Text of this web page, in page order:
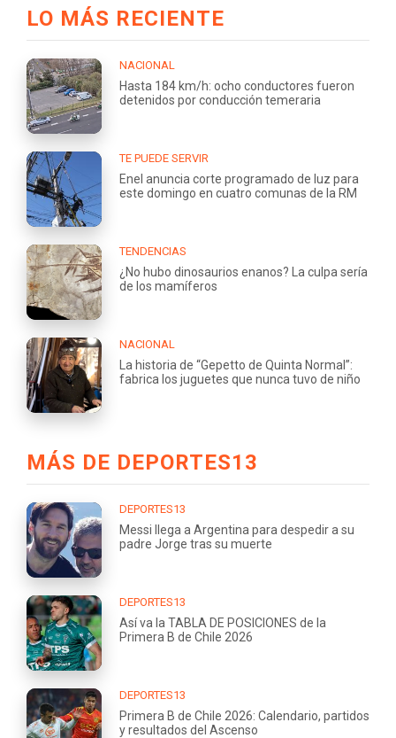
LO MÁS RECIENTE
NACIONAL
Hasta 184 km/h: ocho conductores fueron
detenidos por conducción temeraria
TE PUEDE SERVIR
Enel anuncia corte programado de luz para
este domingo en cuatro comunas de la RM
TENDENCIAS
¿No hubo dinosaurios enanos? La culpa sería
de los mamíferos
NACIONAL
La historia de “Gepetto de Quinta Normal”:
fabrica los juguetes que nunca tuvo de niño
MÁS DE DEPORTES13
DEPORTES13
Messi llega a Argentina para despedir a su
padre Jorge tras su muerte
DEPORTES13
Así va la TABLA DE POSICIONES de la
Primera B de Chile 2026
DEPORTES13
Primera B de Chile 2026: Calendario, partidos
y resultados del Ascenso